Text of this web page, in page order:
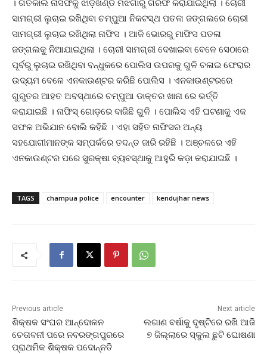
। ଗତକାଲି ନାସିଫକୁ ଝାଡ଼ଖଣ୍ଡ ମଝିଗାଁରୁ ଗିରଫ କରାଯାଇଥିଲା । ଚୋରୀ
ସାମଗ୍ରୀ ଲୁଚାଇ ରଖିଥିବା ଚମ୍ପୁଆ ନିକଟସ୍ଥ ପତଳା ଜଙ୍ଗଲରେ ଚୋରୀ
ସାମଗ୍ରୀ ଲୁଚାଇ ରଖିଥିଲା ନାଫିସ । ଆଜି ଭୋରରୁ ମାଫିସ ପତଳା
ଜଙ୍ଗଲକୁ ନିଆଯାଇଥିଲା । ଚୋରୀ ସାମଗ୍ରୀ ଦେଖାଇବା ବେଳେ ସେଠାରେ
ପୂର୍ବରୁ ଲୁଚାଇ ରଖିଥିବା ବନ୍ଧୁକରେ ପୋଲିସ ଉପରକୁ ଗୁଳି ଚଳାଇ ଫେରାର
ଉଦ୍ୟମ ବେଳେ ଏନକାଉଣ୍ଟର କରିଛି ପୋଲିସ । ଏନକାଉଣ୍ଟରରେ
ଗୁରୁତର ଆହତ ଅବସ୍ଥାରେ ଚମ୍ପୁଆ ଡାକ୍ତର ଖାନା ରେ ଭର୍ତ୍ତି
କରାଯାଇଛି । ନାଫିସ୍ ଗୋଡ଼ରେ ବାଜିଛି ଗୁଳି । ପୋଲିସ ଏହି ଘଟଣାକୁ ଏକ
ସଫଳ ଅଭିଯାନ ବୋଲି କହିଛି । ଏହା ସହିତ ନାଫିସର ଅନ୍ୟ
ସହଯୋଗୀମାନଙ୍କ ସମ୍ପର୍କରେ ତଦନ୍ତ ଜାରି ରହିଛି । ଅଞ୍ଚଳରେ ଏହି
ଏନକାଉଣ୍ଟର ପରେ ସୁରକ୍ଷା ବ୍ୟବସ୍ଥାକୁ ଆହୁରି କଡ଼ା କରାଯାଇଛି ।
TAGS champua police encounter kendujhar news
Previous article
ଶିକ୍ଷକ ସଂଘର ଆନ୍ଦୋଳନ
ଚେତାବନୀ ପରେ ନବରଙ୍ଗପୁରରେ
ପ୍ରାଥମିକ ଶିକ୍ଷକ ପଦୋନ୍ନତି
Next article
ଲଗାଣ ବର୍ଷାକୁ ଦୃଷ୍ଟିରେ ରଖି ଆଜି
୭ ଜିଲ୍ଲାରେ ସ୍କୁଲ ଛୁଟି ଘୋଷଣା